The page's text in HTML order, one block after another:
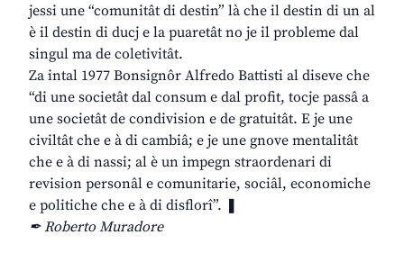
jessi une “comunitât di destin” là che il destin di un al
è il destin di ducj e la puaretât no je il probleme dal
singul ma de coletivitât.
Za intal 1977 Bonsignôr Alfredo Battisti al diseve che
“di une societât dal consum e dal profit, tocje passâ a
une societât de condivision e de gratuitât. E je une
civiltât che e à di cambiâ; e je une gnove mentalitât
che e à di nassi; al è un impegn straordenari di
revision personâl e comunitarie, sociâl, economiche
e politiche che e à di disflorî”. ❚
✒ Roberto Muradore